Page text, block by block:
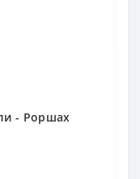
- Роршах